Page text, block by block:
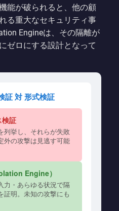
能が破られると、他の顧
る重大なセキュリティ事
Engineは、その隔離が
ゼロにする設計となって
証 対 形式検証
検証
列挙し、それらが失敗
外の攻撃は見逃す可能
Engine）
力・あらゆる状況で隔
証明。未知の攻撃にも